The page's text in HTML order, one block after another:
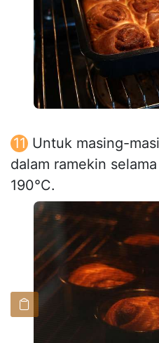
Untuk masing-
dalam ramekin
190°C.